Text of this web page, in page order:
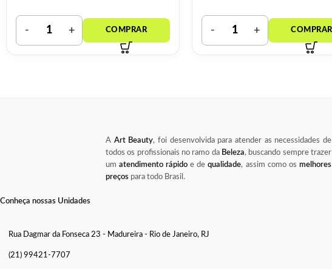
A Art Beauty, foi desenvolvida para atender as necessidades de
todos os profissionais no ramo da Beleza, buscando sempre trazer
um atendimento rápido e dequalidade, assim como os melhores
preçospara todo Brasil.
Conheça nossas Unidades
Rua Dagmar da Fonseca 23 - Madureira - Rio de Janeiro, RJ
(21) 99421-7707